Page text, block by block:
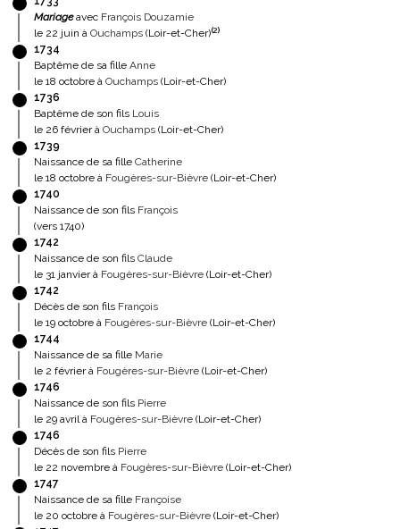
Mariageavec François Douzamie
le 22 juin à Ouchamps (Loir-et-Cher)(2)
1734
Baptême de sa fille Anne
le 18 octobre à Ouchamps (Loir-et-Cher)
1736
Baptême de son fils Louis
le 26 février à Ouchamps (Loir-et-Cher)
1739
Naissance de sa fille Catherine
le 18 octobre à Fougères-sur-Bièvre (Loir-et-Cher)
1740
Naissance de son fils François
(vers 1740)
1742
Naissance de son fils Claude
le 31 janvier à Fougères-sur-Bièvre (Loir-et-Cher)
1742
Décès de son fils François
le 19 octobre à Fougères-sur-Bièvre (Loir-et-Cher)
1744
Naissance de sa fille Marie
le 2 février à Fougères-sur-Bièvre (Loir-et-Cher)
1746
Naissance de son fils Pierre
le 29 avril à Fougères-sur-Bièvre (Loir-et-Cher)
1746
Décès de son fils Pierre
le 22 novembre à Fougères-sur-Bièvre (Loir-et-Cher)
1747
Naissance de sa fille Françoise
le 20 octobre à Fougères-sur-Bièvre (Loir-et-Cher)